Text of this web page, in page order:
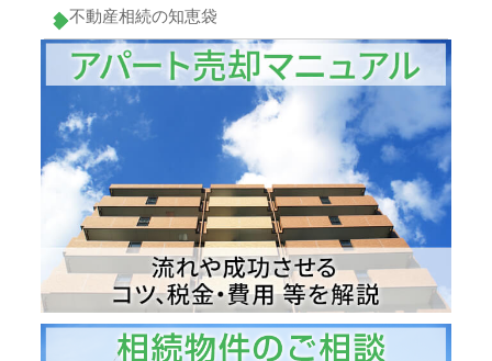
不動産相続の知恵袋